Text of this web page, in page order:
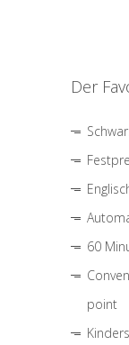
Der
60
point